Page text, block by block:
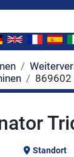
869602
Standort